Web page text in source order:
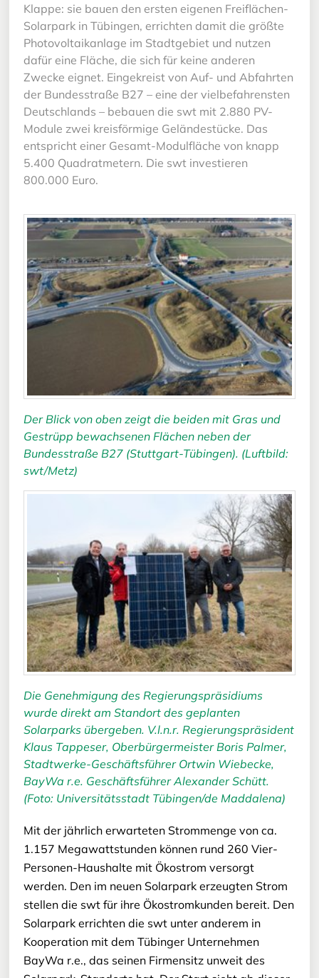
Klappe: sie bauen den ersten eigenen Freiflächen-
Solarpark in Tübingen, errichten damit die größte
Photovoltaikanlage im Stadtgebiet und nutzen
dafür eine Fläche, die sich für keine anderen
Zwecke eignet. Eingekreist von Auf- und Abfahrten
der Bundesstraße B27 – eine der vielbefahrensten
Deutschlands – bebauen die swt mit 2.880 PV-
Module zwei kreisförmige Geländestücke. Das
entspricht einer Gesamt-Modulfläche von knapp
5.400 Quadratmetern. Die swt investieren
800.000 Euro.
Der Blick von oben zeigt die beiden mit Gras und
Gestrüpp bewachsenen Flächen neben der
Bundesstraße B27 (Stuttgart-Tübingen). (Luftbild:
swt/Metz)
Die Genehmigung des Regierungspräsidiums
wurde direkt am Standort des geplanten
Solarparks übergeben. V.l.n.r. Regierungspräsident
Klaus Tappeser, Oberbürgermeister Boris Palmer,
Stadtwerke-Geschäftsführer Ortwin Wiebecke,
BayWa r.e. Geschäftsführer Alexander Schütt.
(Foto: Universitätsstadt Tübingen/de Maddalena)
Mit der jährlich erwarteten Strommenge von ca.
1.157 Megawattstunden können rund 260 Vier-
Personen-Haushalte mit Ökostrom versorgt
werden. Den im neuen Solarpark erzeugten Strom
stellen die swt für ihre Ökostromkunden bereit. Den
Solarpark errichten die swt unter anderem in
Kooperation mit dem Tübinger Unternehmen
BayWa r.e., das seinen Firmensitz unweit des